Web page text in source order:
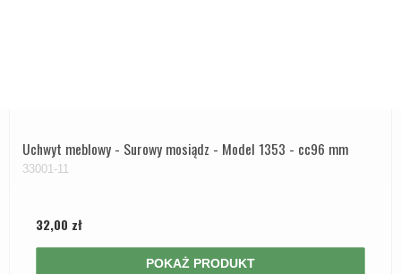
Uchwyt meblowy - Surowy mosiądz - Model 1353 - cc96 mm
33001-11
32,00 zł
POKAŻ PRODUKT